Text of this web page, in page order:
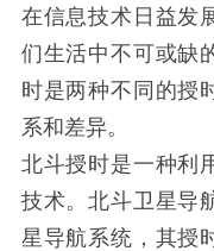
在信息技术日益发
们生活中不可或缺
时是两种不同的授
系和差异。
北斗授时是一种利
技术。北斗卫星导
星导航系统，其授